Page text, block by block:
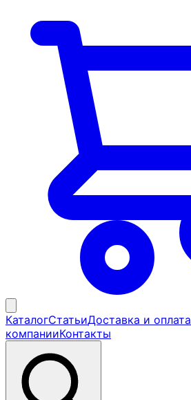
КаталогСтатьиДоставка и оплата
компанииКонтакты